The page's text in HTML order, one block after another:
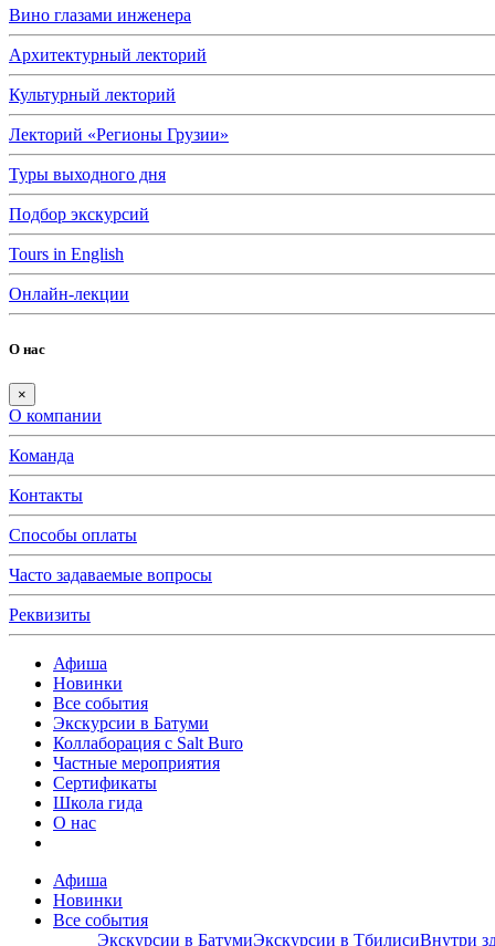
Вино глазами инженера
Архитектурный лекторий
Культурный лекторий
Лекторий «Регионы Грузии»
Туры выходного дня
Подбор экскурсий
Tours in English
Онлайн-лекции
О нас
×
О компании
Команда
Контакты
Способы оплаты
Часто задаваемые вопросы
Реквизиты
Афиша
Новинки
Все события
Экскурсии в Батуми
Коллаборация с Salt Buro
Частные мероприятия
Сертификаты
Школа гида
О нас
Афиша
Новинки
Все события
Экскурсии в БатумиЭкскурсии в ТбилисиВнутри